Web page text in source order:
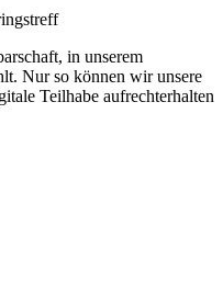
in unserem
Nur so können wir unsere
Teilhabe aufrechterhalten